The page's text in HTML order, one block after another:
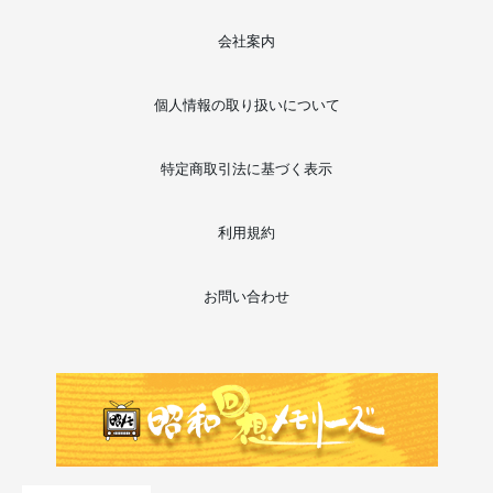
会社案内
個人情報の取り扱いについて
特定商取引法に基づく表示
利用規約
お問い合わせ